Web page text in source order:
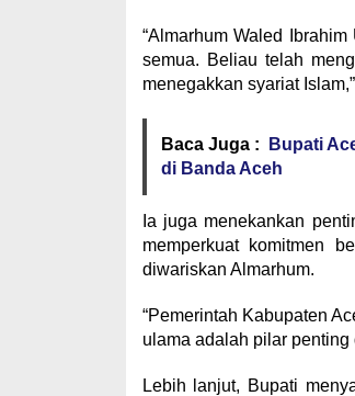
“Almarhum Waled
semua. Beliau telah
menegakkan syariat
Baca Juga :
Bupati
di Banda Aceh
Ia juga menekankan
memperkuat komitmen
diwariskan Almarhum.
“Pemerintah Kabupaten
ulama adalah pilar penting
Lebih lanjut, Bupati